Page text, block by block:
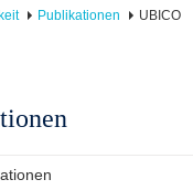
Publikationen UBICO